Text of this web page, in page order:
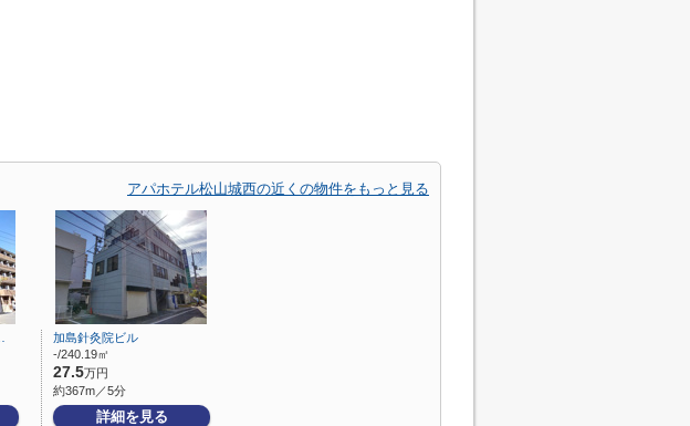
アパホテル松山城西の近くの物件をもっと見る
加島針灸院ビル
-/240.19㎡
27.5万円
約367m／5分
詳細を見る